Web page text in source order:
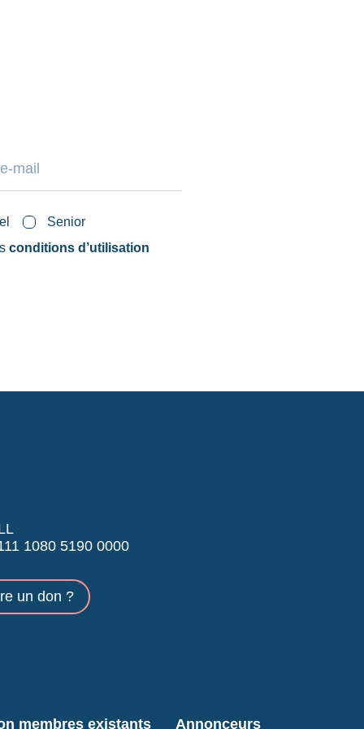
Senior
conditions d’utilisation
1080 5190 0000
un don ?
membres existants Annonceurs